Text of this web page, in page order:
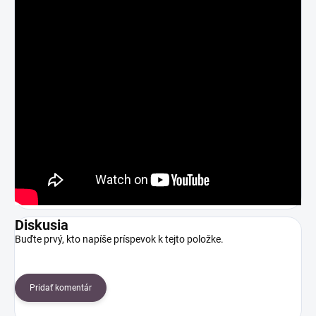
Diskusia
Buďte prvý, kto napíše príspevok k tejto položke.
Pridať komentár